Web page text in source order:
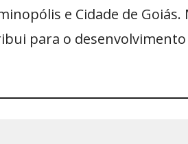
e Cidade de Goiás.
para o